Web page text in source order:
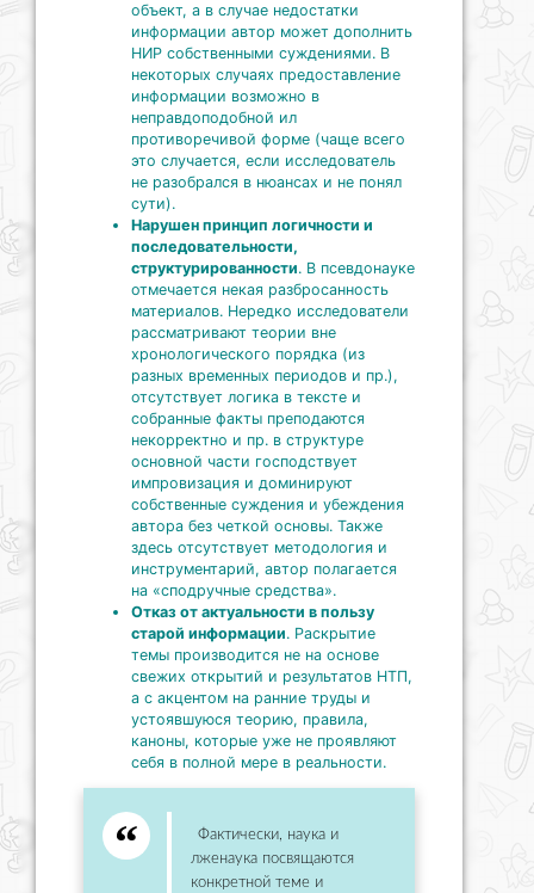
объект, а в случае недостатки
информации автор может дополнить
НИР собственными суждениями. В
некоторых случаях предоставление
информации возможно в
неправдоподобной ил
противоречивой форме (чаще всего
это случается, если исследователь
не разобрался в нюансах и не понял
сути).
Нарушен принцип логичности и
последовательности,
структурированности. В псевдонауке
отмечается некая разбросанность
материалов. Нередко исследователи
рассматривают теории вне
хронологического порядка (из
разных временных периодов и пр.),
отсутствует логика в тексте и
собранные факты преподаются
некорректно и пр. в структуре
основной части господствует
импровизация и доминируют
собственные суждения и убеждения
автора без четкой основы. Также
здесь отсутствует методология и
инструментарий, автор полагается
на «сподручные средства».
Отказ от актуальности в пользу
старой информации. Раскрытие
темы производится не на основе
свежих открытий и результатов НТП,
а с акцентом на ранние труды и
устоявшуюся теорию, правила,
каноны, которые уже не проявляют
себя в полной мере в реальности.
Фактически, наука и
лженаука посвящаются
конкретной теме и